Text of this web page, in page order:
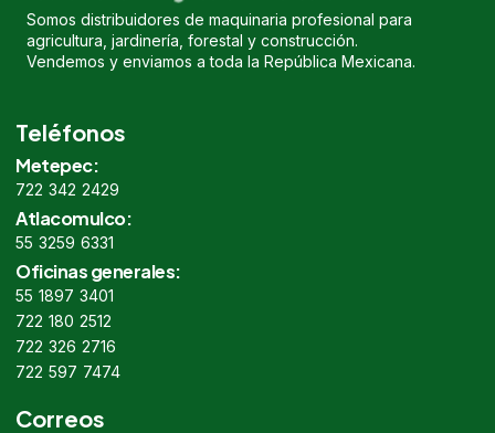
Somos distribuidores de maquinaria profesional para
agricultura, jardinería, forestal y construcción.
Vendemos y enviamos a toda la República Mexicana.
Teléfonos
Metepec:
722 342 2429
Atlacomulco:
55 3259 6331
Oficinas generales:
55 1897 3401
722 180 2512
722 326 2716
722 597 7474
Correos